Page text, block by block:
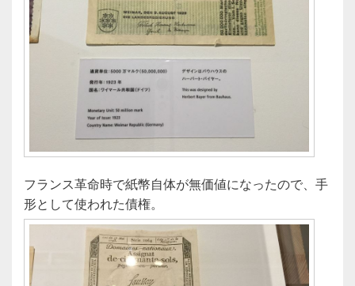
フランス革命時で紙幣自体が無価値になったので、手
形として使われた債権。